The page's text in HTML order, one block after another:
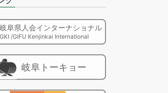
岐阜県人会インターナショナル
GKI /GIFU Kenjinkai International
岐阜トーキョー